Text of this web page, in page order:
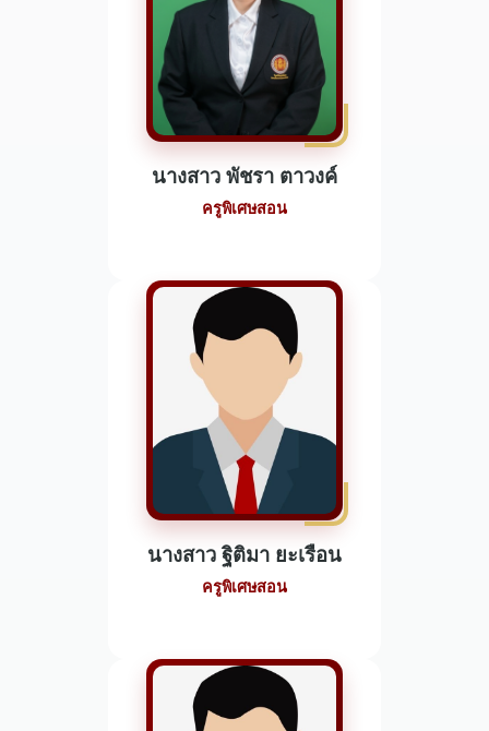
นางสาว พัชรา ตาวงค์
ครูพิเศษสอน
นางสาว ฐิติมา ยะเรือน
ครูพิเศษสอน